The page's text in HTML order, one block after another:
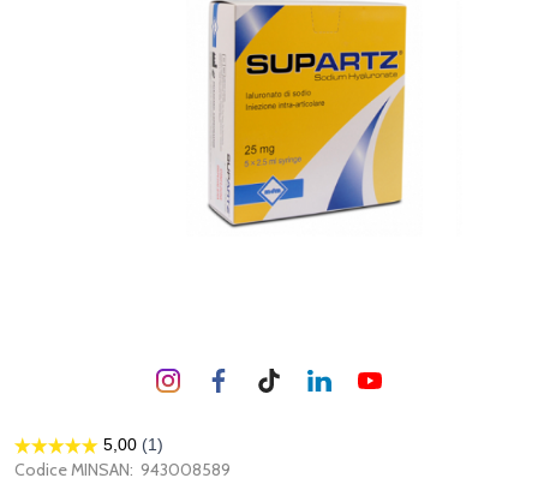
Codice MINSAN: 943008589